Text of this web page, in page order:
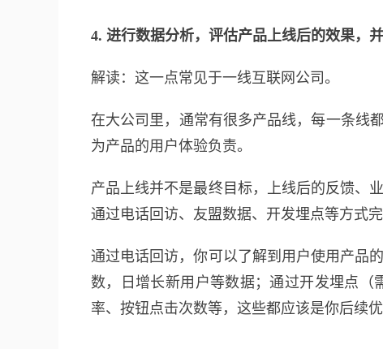
4. 进行数据分析，评估产品上线后的效果，
解读：这一点常见于一线互联网公司。
在大公司里，通常有很多产品线，每一条线
为产品的用户体验负责。
产品上线并不是最终目标，上线后的反馈、
通过电话回访、友盟数据、开发埋点等方式完
通过电话回访，你可以了解到用户使用产品
数，日增长新用户等数据；通过开发埋点
率、按钮点击次数等，这些都应该是你后续优